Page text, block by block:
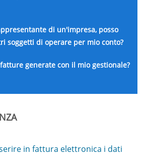
di un'impresa, posso
soggetti di operare per mio conto?
generate con il mio gestionale?
in fattura elettronica i dati